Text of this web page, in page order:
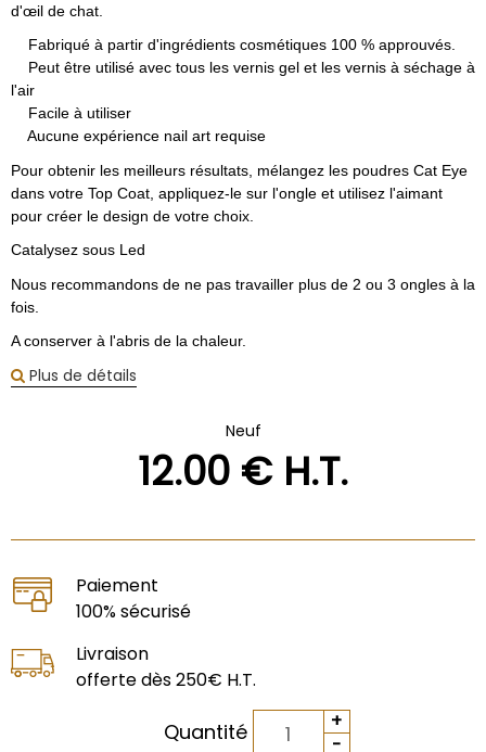
d'œil de chat.
Fabriqué à partir d'ingrédients cosmétiques 100 % approuvés.
Peut être utilisé avec tous les vernis gel et les vernis à séchage à
l'air
Facile à utiliser
Aucune expérience nail art requise
Pour obtenir les meilleurs résultats, mélangez les poudres Cat Eye
dans votre Top Coat, appliquez-le sur l'ongle et utilisez l'aimant
pour créer le design de votre choix.
Catalysez sous Led
Nous recommandons de ne pas travailler plus de 2 ou 3 ongles à la
fois.
A conserver à l'abris de la chaleur.
Plus de détails
Neuf
12.00 € H.T.
Paiement
100% sécurisé
Livraison
offerte dès 250€ H.T.
Quantité